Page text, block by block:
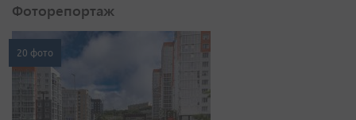
Фоторепортаж
20 фото